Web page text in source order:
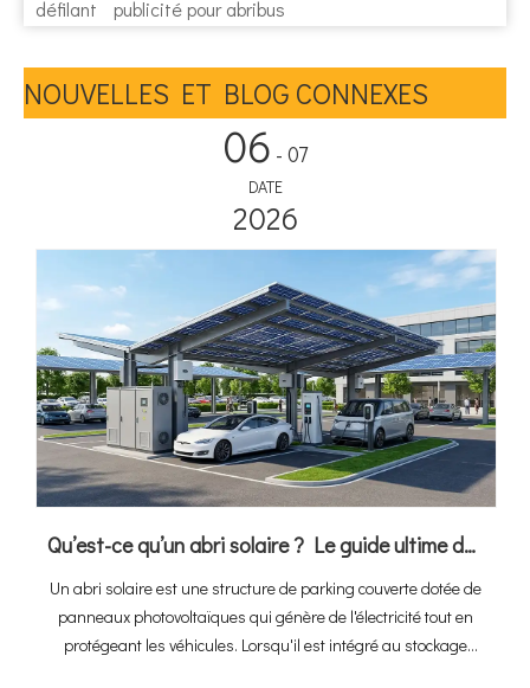
défilant
publicité pour abribus
NOUVELLES ET BLOG CONNEXES
06 - 07
DATE
2026
Qu’est-ce qu’un abri solaire ? Le guide ultime de l'intégration du PV, du stockage et de la recharge des véhicules électriques
Un abri solaire est une structure de parking couverte dotée de
panneaux photovoltaïques qui génère de l'électricité tout en
protégeant les véhicules. Lorsqu'il est intégré au stockage